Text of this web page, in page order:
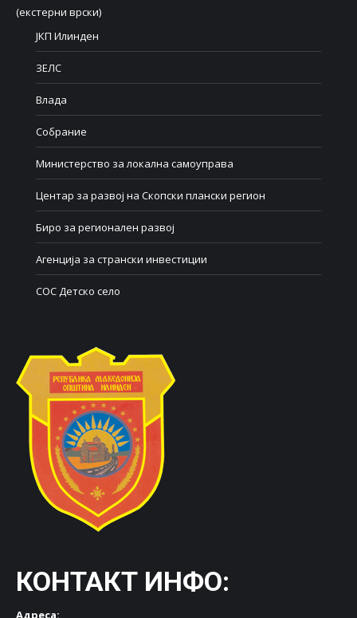
(екстерни врски)
ЈКП Илинден
ЗЕЛС
Влада
Собрание
Министерство за локална самоуправа
Центар за развој на Скопски плански регион
Биро за регионален развој
Агенција за странски инвестиции
СОС Детско село
КОНТАКТ ИНФО: